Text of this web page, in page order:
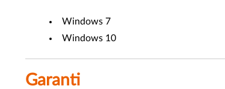
Windows 7
Windows 10
Garanti